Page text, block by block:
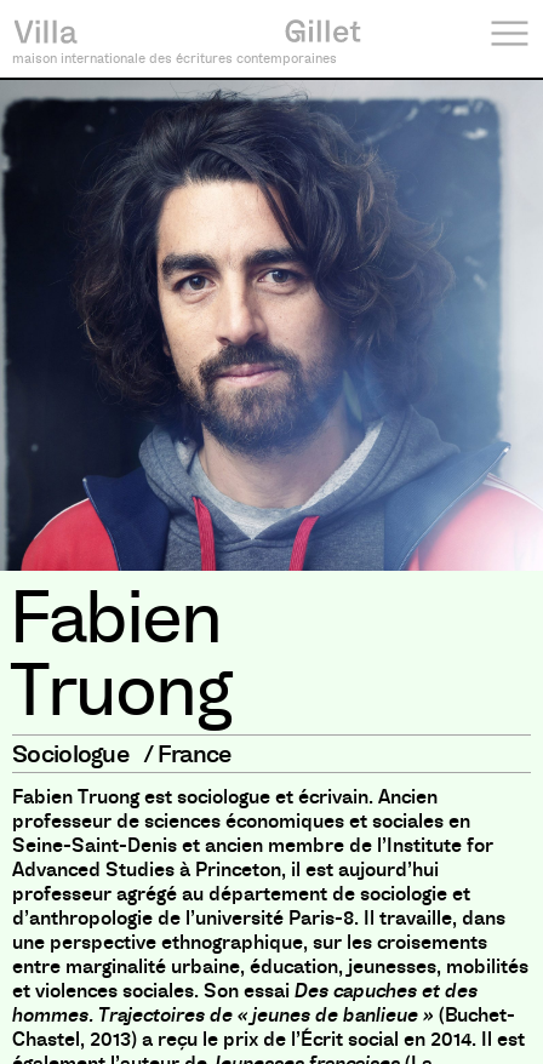
maison internationale des écritures contemporaines
Fabien
Truong
Sociologue /France
Fabien Truong est sociologue et écrivain. Ancien
professeur de sciences économiques et sociales en
Seine-Saint-Denis et ancien membre de l’Institute for
Advanced Studies à Princeton, il est aujourd’hui
professeur agrégé au département de sociologie et
d’anthropologie de l’université Paris-8. Il travaille, dans
une perspective ethnographique, sur les croisements
entre marginalité urbaine, éducation, jeunesses, mobilités
et violences sociales. Son essaiDes capuches et des
hommes. Trajectoires de « jeunes de banlieue » (Buchet-
Chastel, 2013) a reçu le prix de l’Écrit social en 2014. Il est